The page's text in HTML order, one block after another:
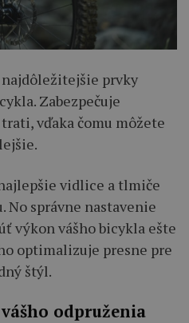
prvky
Zabezpečuje
vďaka čomu môžete
vidlice a tlmiče
No správne nastavenie
výkon vášho bicykla ešte
optimalizuje presne pre
štýl.
odpruženia